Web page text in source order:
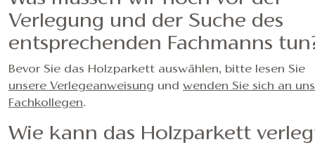
Verlegung und der Suche des
entsprechenden Fachmanns
Bevor Sie das Holzparkett auswählen, bitte lesen Sie
unsere Verlegeanweisung und wenden Sie sich an
Fachkollegen.
Wie kann das Holzparkett